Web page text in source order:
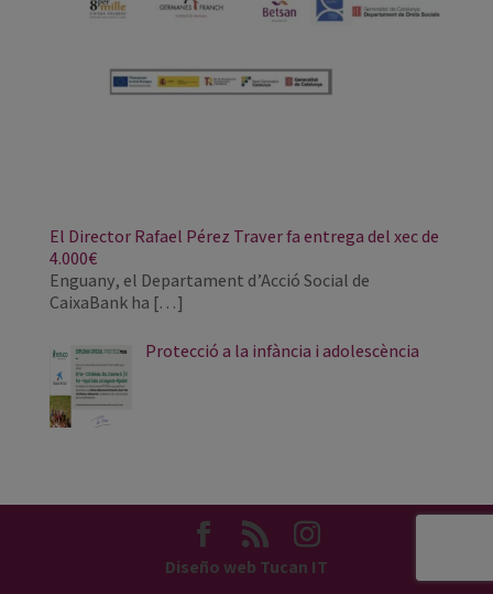
El Director Rafael Pérez Traver fa entrega del xec de
4.000€
Enguany, el Departament d’Acció Social de
CaixaBank ha […]
Protecció a la infància i adolescència
Diseño web Tucan IT